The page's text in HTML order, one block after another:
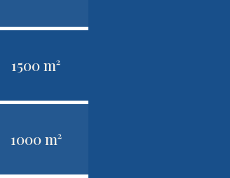
1500 m²
1000 m²